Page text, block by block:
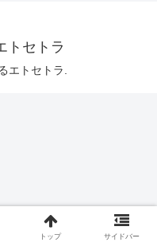
トセトラ
エトセトラ.
トップ サイドバー